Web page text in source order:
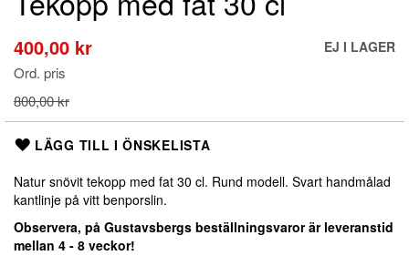
Special
Price
400,00 kr
Ord. pris
800,00 kr
EJ I LAGER
LÄGG TILL I ÖNSKELISTA
Natur snövit tekopp med fat 30 cl. Rund modell. Svart handmålad
kantlinje på vitt benporslin.
Observera, på Gustavsbergs beställningsvaror är leveranstid
mellan 4 - 8 veckor!
av
bildgalleriet